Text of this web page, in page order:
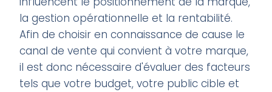
la gestion opérationnelle et la rentabilité.
Afin de choisir en connaissance de cause le
canal de vente qui convient à votre marque,
il est donc nécessaire d'évaluer des facteurs
tels que votre budget, votre public cible et